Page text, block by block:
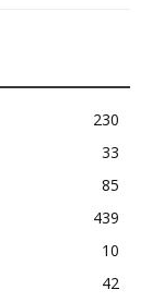
230
33
85
439
10
42